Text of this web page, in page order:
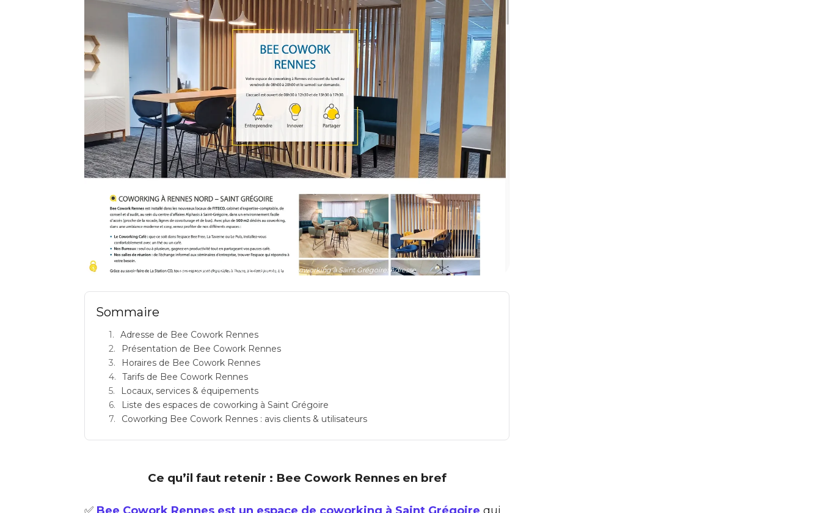
BEE COWORK RENNES: espace de coworking à Saint Grégoire: Adresse
Sommaire
Adresse de Bee Cowork Rennes
Présentation de Bee Cowork Rennes
Horaires de Bee Cowork Rennes
Tarifs de Bee Cowork Rennes
Locaux, services & équipements
Liste des espaces de coworking à Saint Grégoire
Coworking Bee Cowork Rennes : avis clients & utilisateurs
Ce qu’il faut retenir : Bee Cowork Rennes en bref
✅ Bee Cowork Rennes est un espace de coworking à Saint Grégoire qui